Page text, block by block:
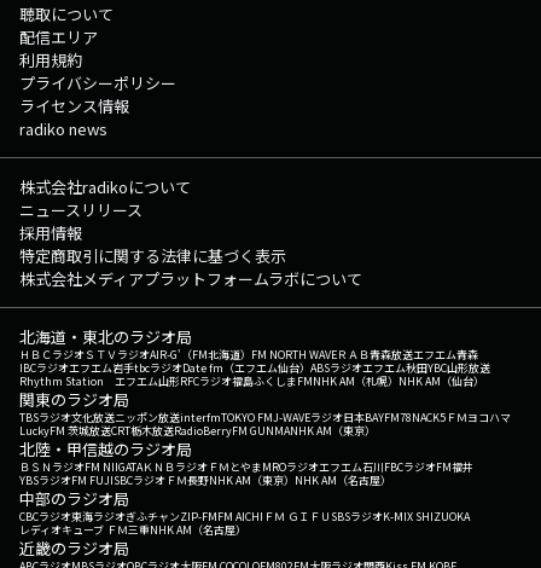
聴取について
配信エリア
利用規約
プライバシーポリシー
ライセンス情報
radiko news
株式会社radikoについて
ニュースリリース
採用情報
特定商取引に関する法律に基づく表示
株式会社メディアプラットフォームラボについて
北海道・東北のラジオ局
ＨＢＣラジオＳＴＶラジオAIR-G'（FM北海道） FM NORTH WAVEＲＡＢ青森放送エフエム青森
IBCラジオエフエム岩手tbcラジオDate fm（エフエム仙台） ABSラジオエフエム秋田YBC山形放送
Rhythm Station エフエム山形RFCラジオ福島ふくしまFMNHK AM（札幌） NHK AM（仙台）
関東のラジオ局
TBSラジオ文化放送ニッポン放送interfmTOKYO FMJ-WAVEラジオ日本BAYFM78NACK5 ＦＭヨコハマ
LuckyFM 茨城放送CRT栃木放送RadioBerryFM GUNMANHK AM（東京）
北陸・甲信越のラジオ局
ＢＳＮラジオFM NIIGATAＫＮＢラジオ ＦＭとやまMROラジオエフエム石川FBCラジオFM福井
YBSラジオFM FUJISBCラジオ ＦＭ長野NHK AM（東京） NHK AM（名古屋）
中部のラジオ局
CBCラジオ東海ラジオぎふチャンZIP-FMFM AICHI ＦＭ ＧＩＦＵ SBSラジオK-MIX SHIZUOKA
レディオキューブ ＦＭ三重NHK AM（名古屋）
近畿のラジオ局